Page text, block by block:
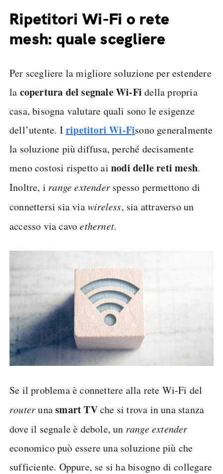
Ripetitori Wi-Fi o rete
mesh: quale scegliere
Per scegliere la migliore soluzione per estendere
la copertura del segnale Wi-Fi della propria
casa, bisogna valutare quali sono le esigenze
dell’utente. Iripetitori Wi-Fisono generalmente
la soluzione più diffusa, perché decisamente
meno costosi rispetto ai nodi delle reti mesh.
Inoltre, i range extender spesso permettono di
connettersi sia viawireless, sia attraverso un
accesso via cavoethernet.
Se il problema è connettere alla rete Wi-Fi del
routerunasmart TVche si trova in una stanza
dove il segnale è debole, un range extender
economico può essere una soluzione più che
sufficiente. Oppure, se si ha bisogno di collegare